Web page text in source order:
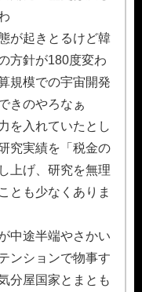
が起きとるけど韓
方針が180度変わ
規模での宇宙開発
きのやろなぁ
を入れていたとし
究実績を「税金の
上げ、研究を無理
とも少なくありま
中途半端やさかい
ンションで物事す
分屋国家とまとも